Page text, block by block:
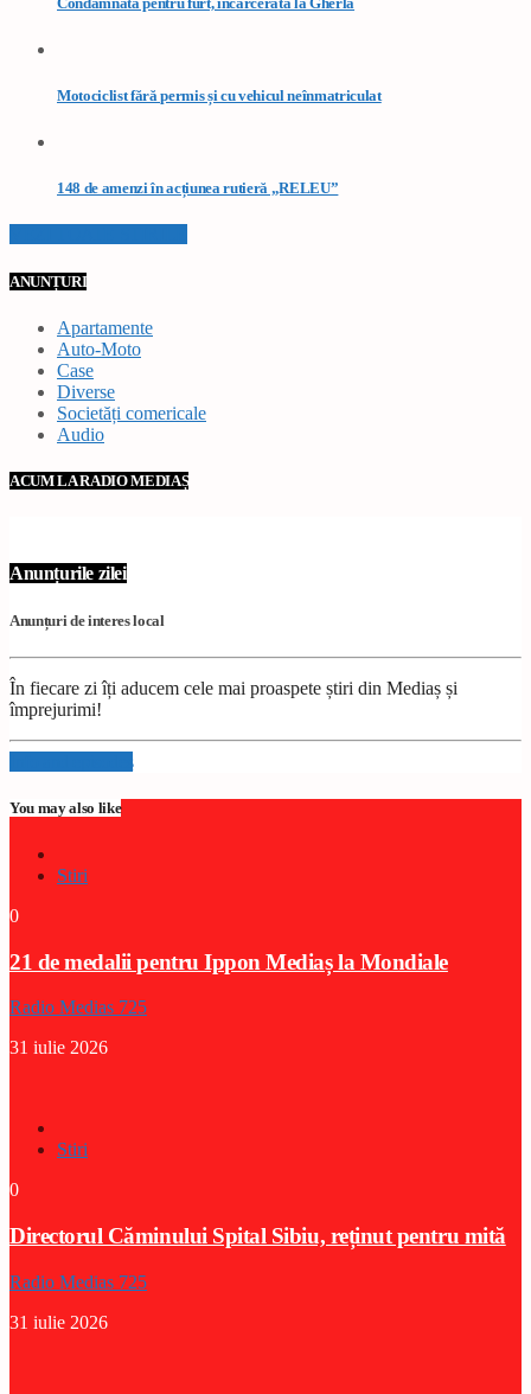
Motociclist fără permis și cu vehicul neînmatriculat
148 de amenzi în acțiunea rutieră „RELEU”
ANUNȚURI
Apartamente
Auto-Moto
Case
Diverse
Societăți comericale
Audio
ACUM LA RADIO MEDIAȘ
Anunțurile zilei
Anunțuri de interes local
În fiecare zi îți aducem cele mai proaspete știri din Mediaș și
împrejurimi!
Info and episodes
You may also like
Stiri
0
21 de medalii pentru Ippon Mediaș la Mondiale
Radio Medias 725
31 iulie 2026
Stiri
0
Directorul Căminului Spital Sibiu, reținut pentru mită
Radio Medias 725
31 iulie 2026